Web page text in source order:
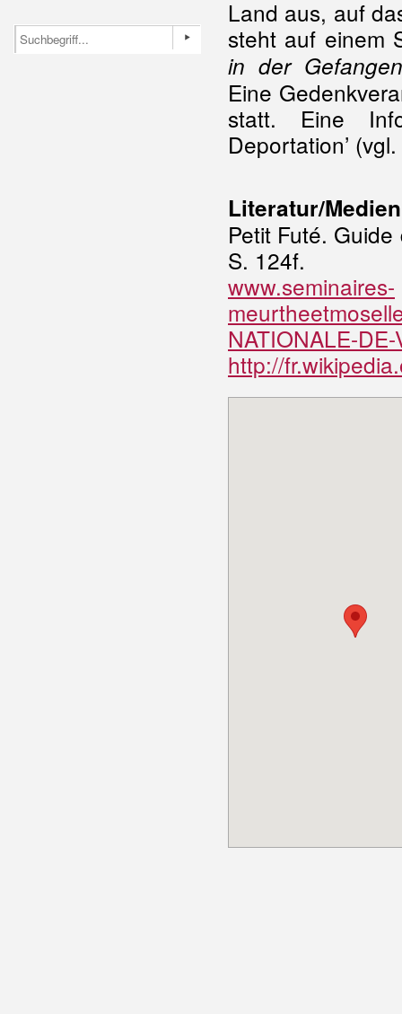
Land aus, auf
steht auf einem
in der
Eine
statt. Eine
Deportation’ (vgl.
Literatur/Medien
Petit Futé.
S. 124f.
www.seminaires-
NATIONALE-
http://